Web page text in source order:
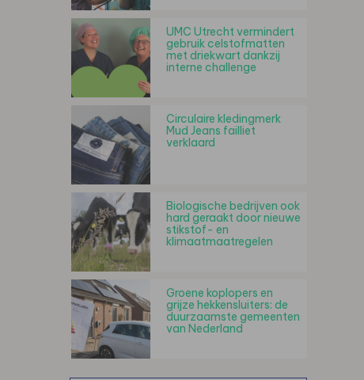
UMC Utrecht vermindert
gebruik celstofmatten
met driekwart dankzij
interne challenge
Circulaire kledingmerk
Mud Jeans failliet
verklaard
Biologische bedrijven ook
hard geraakt door nieuwe
stikstof- en
klimaatmaatregelen
Groene koplopers en
grijze hekkensluiters: de
duurzaamste gemeenten
van Nederland